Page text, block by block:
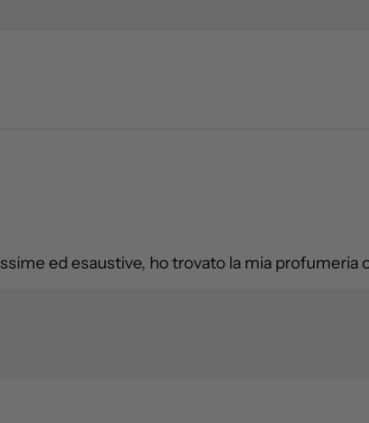
ed esaustive, ho trovato la mia profumeria